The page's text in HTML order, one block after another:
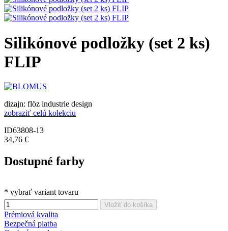
Silikónové podložky (set 2 ks)
FLIP
dizajn: flöz industrie design
zobraziť celú kolekciu
ID63808-13
34,76 €
Dostupné farby
* vybrať variant tovaru
Vložiť do košíka
Prémiová kvalita
Bezpečná platba